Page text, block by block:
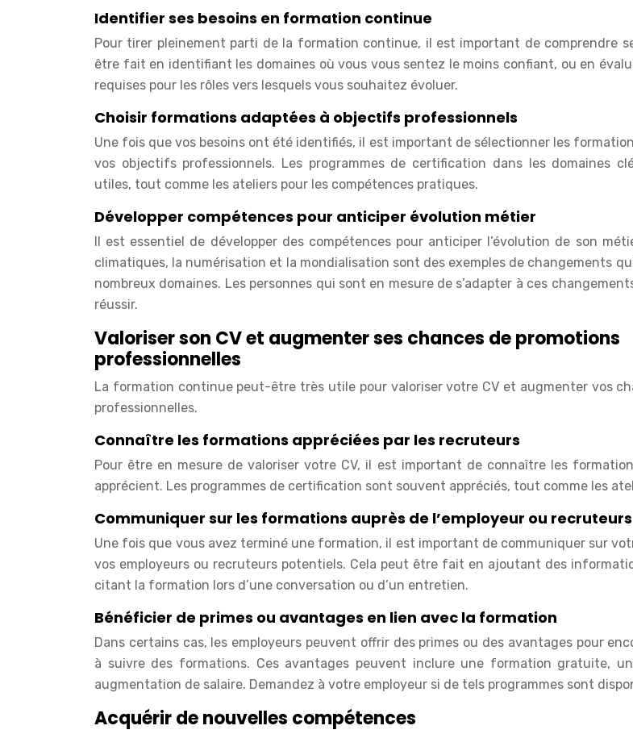
Identifier ses besoins en formation continue
Pour tirer pleinement parti de la formation continue, il est important de comprendre
être fait en identifiant les domaines où vous vous sentez le moins confiant, ou en
requises pour les rôles vers lesquels vous souhaitez évoluer.
Choisir formations adaptées à objectifs professionnels
Une fois que vos besoins ont été identifiés, il est important de sélectionner les
vos objectifs professionnels. Les programmes de certification dans les domaines
utiles, tout comme les ateliers pour les compétences pratiques.
Développer compétences pour anticiper évolution métier
Il est essentiel de développer des compétences pour anticiper l’évolution de son
climatiques, la numérisation et la mondialisation sont des exemples de changements
nombreux domaines. Les personnes qui sont en mesure de s’adapter à ces
réussir.
Valoriser son CV et augmenter ses chances de promotions
professionnelles
La formation continue peut-être très utile pour valoriser votre CV et augmenter vos
professionnelles.
Connaître les formations appréciées par les recruteurs
Pour être en mesure de valoriser votre CV, il est important de connaître les
apprécient. Les programmes de certification sont souvent appréciés, tout comme les
Communiquer sur les formations auprès de l’employeur ou recruteurs
Une fois que vous avez terminé une formation, il est important de communiquer sur
vos employeurs ou recruteurs potentiels. Cela peut être fait en ajoutant des
citant la formation lors d’une conversation ou d’un entretien.
Bénéficier de primes ou avantages en lien avec la formation
Dans certains cas, les employeurs peuvent offrir des primes ou des avantages pour
à suivre des formations. Ces avantages peuvent inclure une formation gratuite,
augmentation de salaire. Demandez à votre employeur si de tels programmes sont
Acquérir de nouvelles compétences